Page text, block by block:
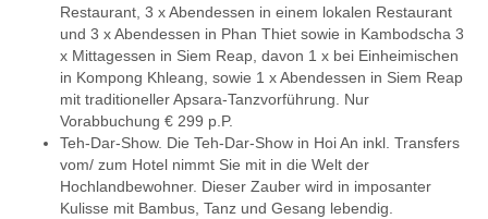
Restaurant, 3 x Abendessen in einem lokalen Restaurant
und 3 x Abendessen in Phan Thiet sowie in Kambodscha 3
x Mittagessen in Siem Reap, davon 1 x bei Einheimischen
in Kompong Khleang, sowie 1 x Abendessen in Siem Reap
mit traditioneller Apsara-Tanzvorführung. Nur
Vorabbuchung € 299 p.P.
Teh-Dar-Show. Die Teh-Dar-Show in Hoi An inkl. Transfers
vom/ zum Hotel nimmt Sie mit in die Welt der
Hochlandbewohner. Dieser Zauber wird in imposanter
Kulisse mit Bambus, Tanz und Gesang lebendig.